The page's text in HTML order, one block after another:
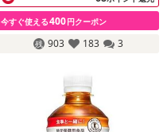
今すぐ使える400円クーポン
903 183 3